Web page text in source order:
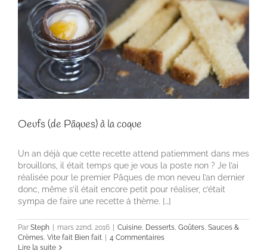
Oeufs (de Pâques) à la coque
Un an déjà que cette recette attend patiemment dans mes
brouillons, il était temps que je vous la poste non ? Je l’ai
réalisée pour le premier Pâques de mon neveu l’an dernier
donc, même s’il était encore petit pour réaliser, c’était
sympa de faire une recette à thème. […]
Par Steph | mars 22nd, 2016 | Cuisine, Desserts, Goûters, Sauces &
Crèmes, Vite fait Bien fait | 4 Commentaires
Lire la suite